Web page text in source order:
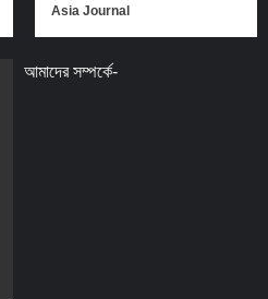
Asia Journal
আমাদের সম্পর্কে-